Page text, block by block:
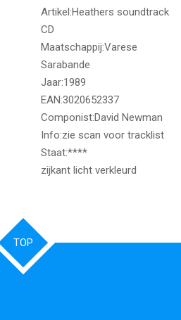
Artikel:Heathers soundtrack
CD
Maatschappij:Varese
Sarabande
Jaar:1989
EAN:3020652337
Componist:David Newman
Info:zie scan voor tracklist
Staat:****
zijkant licht verkleurd
TOP